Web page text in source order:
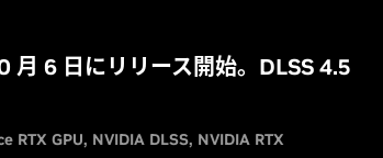
月 6 日にリリース開始。DLSS 4.5
RTX GPU NVIDIA DLSS NVIDIA RTX